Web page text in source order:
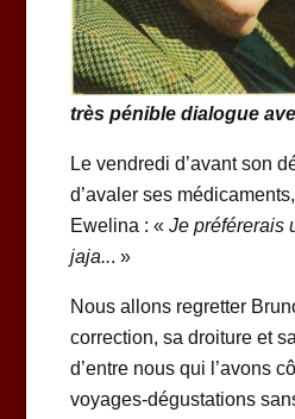
très pénible dialogue
Le vendredi d’avant son
d’avaler ses
Ewelina : « Je préférerais
jaja... »
Nous allons regretter
correction, sa droiture et
d’entre nous qui l’avons
voyages-dégustations